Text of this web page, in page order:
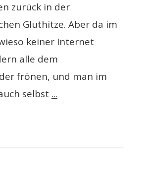
zurück in der
Gluthitze. Aber da im
keiner Internet
alle dem
frönen, und man im
selbst ...